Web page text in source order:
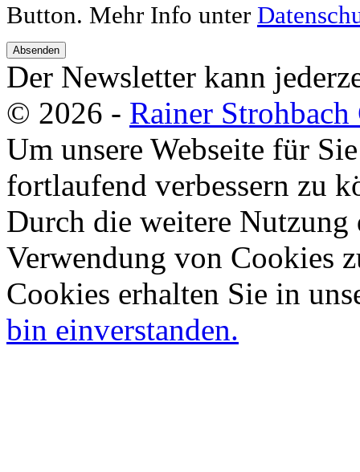
Button. Mehr Info unter
Absenden
Der Newsletter kann
© 2026 - Rainer
Um unsere Webseite für
fortlaufend verbessern zu
Durch die weitere Nutzung
Verwendung von Cookies
Cookies erhalten Sie in
bin einverstanden.